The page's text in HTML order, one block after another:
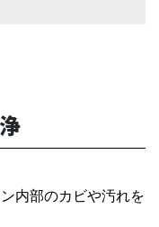
内部のカビや汚れを